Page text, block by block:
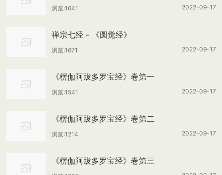
2022-09-17
浏览:1641
禅宗七经 - 《圆觉经》
2022-09-17
浏览:1671
《楞伽阿跋多罗宝经》卷第一
2022-09-17
浏览:1541
《楞伽阿跋多罗宝经》卷第二
2022-09-17
浏览:1214
《楞伽阿跋多罗宝经》卷第三